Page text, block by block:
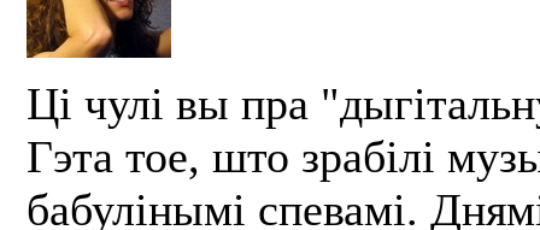
Ці чулі вы пра
Гэта тое, што зрабілі
бабулінымі спевамі.